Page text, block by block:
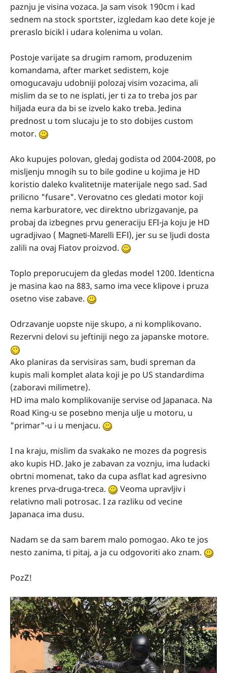
paznju je visina vozaca. Ja sam visok 190cm i kad
sednem na stock sportster, izgledam kao dete koje je
preraslo bicikl i udara kolenima u volan.
Postoje varijate sa drugim ramom, produzenim
komandama, after market sedistem, koje
omogucavaju udobniji polozaj visim vozacima, ali
mislim da se to ne isplati, jer ti za to treba jos par
hiljada eura da bi se izvelo kako treba. Jedina
prednost u tom slucaju je to sto dobijes custom
motor.
Ako kupujes polovan, gledaj godista od 2004-2008, po
misljenju mnogih su to bile godine u kojima je HD
koristio daleko kvalitetnije materijale nego sad. Sad
prilicno "fusare". Verovatno ces gledati motor koji
nema karburatore, vec direktno ubrizgavanje, pa
probaj da izbegnes prvu generaciju EFI-ja koju je HD
ugradjivao ( Magneti-Marelli EFI ), jer su se ljudi dosta
zalili na ovaj Fiatov proizvod.
Toplo preporucujem da gledas model 1200. Identicna
je masina kao na 883, samo ima vece klipove i pruza
osetno vise zabave.
Odrzavanje uopste nije skupo, a ni komplikovano.
Rezervni delovi su jeftiniji nego za japanske motore.
Ako planiras da servisiras sam, budi spreman da
kupis mali komplet alata koji je po US standardima
(zaboravi milimetre).
HD ima malo komplikovanije servise od Japanaca. Na
Road King-u se posebno menja ulje u motoru, u
"primar"-u i u menjacu.
I na kraju, mislim da svakako ne mozes da pogresis
ako kupis HD. Jako je zabavan za voznju, ima ludacki
obrtni momenat, tako da cupa asflat kad agresivno
krenes prva-druga-treca.
Veoma upravljiv i
relativno mali potrosac. I za razliku od vecine
Japanaca ima dusu.
Nadam se da sam barem malo pomogao. Ako te jos
nesto zanima, ti pitaj, a ja cu odgovoriti ako znam.
PozZ!